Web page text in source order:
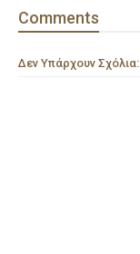
Comments
Δεν Υπάρχουν Σχόλια: